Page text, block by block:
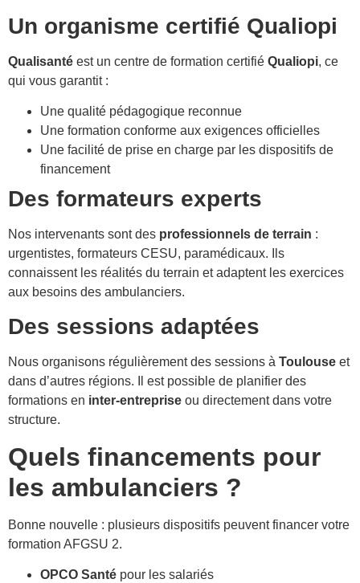
Un organisme certifié Qualiopi
Qualisanté est un centre de formation certifié Qualiopi, ce
qui vous garantit :
Une qualité pédagogique reconnue
Une formation conforme aux exigences officielles
Une facilité de prise en charge par les dispositifs de
financement
Des formateurs experts
Nos intervenants sont des professionnels de terrain :
urgentistes, formateurs CESU, paramédicaux. Ils
connaissent les réalités du terrain et adaptent les exercices
aux besoins des ambulanciers.
Des sessions adaptées
Nous organisons régulièrement des sessions à Toulouse et
dans d’autres régions. Il est possible de planifier des
formations en inter-entreprise ou directement dans votre
structure.
Quels financements pour
les ambulanciers ?
Bonne nouvelle : plusieurs dispositifs peuvent financer votre
formation AFGSU 2.
OPCO Santé pour les salariés